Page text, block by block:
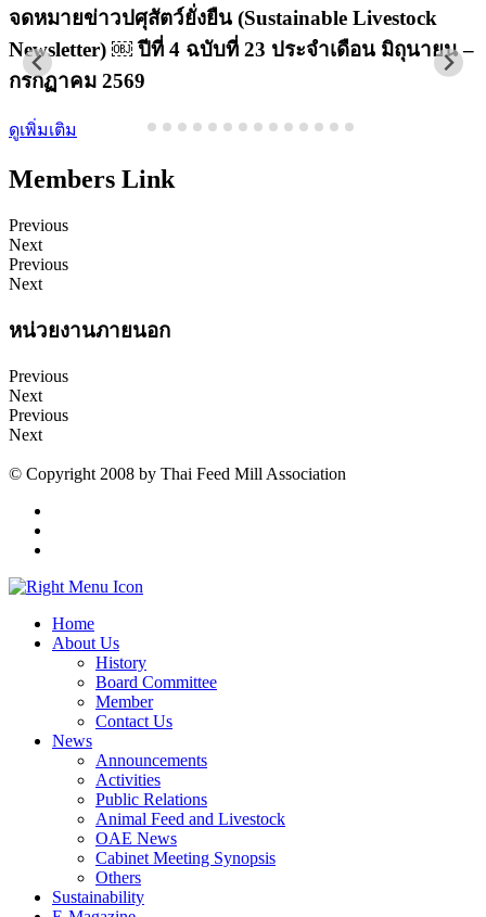
จดหมายข่าวปศุสัตว์ยั่งยืน (Sustainable Livestock
Newsletter) ￼ ปีที่ 4 ฉบับที่ 23 ประจำเดือน มิถุนายน –
กรกฏาคม 2569
ดูเพิ่มเติม
Members Link
Previous
Next
Previous
Next
หน่วยงานภายนอก
Previous
Next
Previous
Next
© Copyright 2008 by Thai Feed Mill Association
Home
About Us
History
Board Committee
Member
Contact Us
News
Announcements
Activities
Public Relations
Animal Feed and Livestock
OAE News
Cabinet Meeting Synopsis
Others
Sustainability